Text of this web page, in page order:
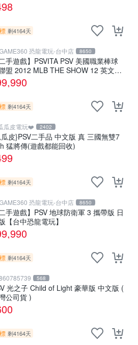
剩4164天
恐龍電玩-台中店 8650
二手遊戲】PSVITA PSV 美國職業棒球
盟 2012 MLB THE SHOW 12 英文版
中恐龍電玩】
剩4164天
瓜皮電玩❤️ 2402
皮}PSV二手品 中文版 真 三國無雙7
猛將傳(遊戲都能回收)
剩4164天
恐龍電玩-台中店 8650
二手遊戲】PSV 地球防衛軍 3 攜帶版 日
【台中恐龍電玩】
剩4164天
568
光之子 Child of Light 豪華版 中文版 (
公司貨 )
剩4164天